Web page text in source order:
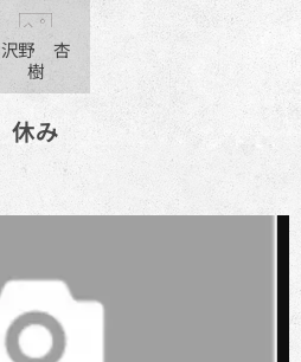
沢野 杏
樹
休み